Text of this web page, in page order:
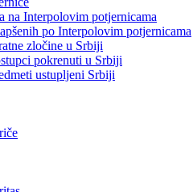
na Interpolovim potjernicama
po Interpolovim potjernicama
zločine u Srbiji
pokrenuti u Srbiji
ustupljeni Srbiji